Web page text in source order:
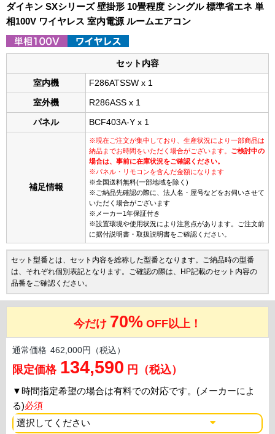
ダイキン SXシリーズ 壁掛形 10畳程度 シングル 標準省エネ 単
相100V ワイヤレス 室内電源 ルームエアコン
セット内容
室内機 F286ATSSW x 1
室外機 R286ASS x 1
パネル BCF403A-Y x 1
補足情報
※現在ご注文が集中しており、生産状況により一部商品は
納品までお時間をいただく場合がございます。 ご検討中の
場合は、事前に在庫状況をご確認ください。
※パネル・リモコンを含んだ金額になります
※全国送料無料(一部地域を除く)
※ご納品先確認の際に、法人名・屋号などをお伺いさせて
いただく場合がございます
※メーカー1年保証付き
※設置環境や使用状況により注意点があります。ご注文前
に据付説明書・取扱説明書をご確認ください。
セット型番とは、セット内容を総称した型番となります。ご納品時の型番
は、それぞれ個別表記となります。ご確認の際は、HP記載のセット内容の
品番をご確認ください。
今だけ 70% OFF以上！
通常価格 462,000円（税込）
限定価格 134,590 円（税込）
▼時間指定希望の場合は有料での対応です。(メーカーによ
る)必須